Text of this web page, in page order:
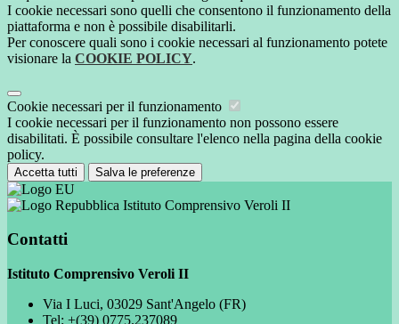
I cookie necessari sono quelli che consentono il funzionamento della
piattaforma e non è possibile disabilitarli.
Per conoscere quali sono i cookie necessari al funzionamento potete
visionare la COOKIE POLICY.
Cookie necessari per il funzionamento
I cookie necessari per il funzionamento non possono essere
disabilitati. È possibile consultare l'elenco nella pagina della cookie
policy.
Accetta tutti Salva le preferenze
Istituto Comprensivo Veroli II
Contatti
Istituto Comprensivo Veroli II
Via I Luci, 03029 Sant'Angelo (FR)
Tel: +(39) 0775.237089